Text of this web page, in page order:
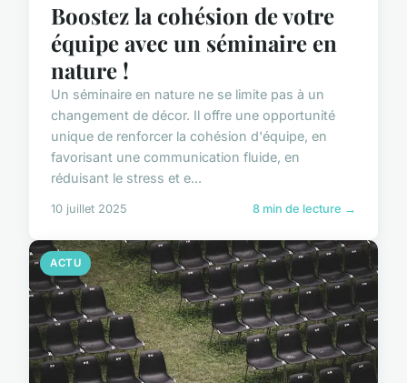
Boostez la cohésion de votre
équipe avec un séminaire en
nature !
Un séminaire en nature ne se limite pas à un
changement de décor. Il offre une opportunité
unique de renforcer la cohésion d'équipe, en
favorisant une communication fluide, en
réduisant le stress et e...
10 juillet 2025 8 min de lecture →
ACTU